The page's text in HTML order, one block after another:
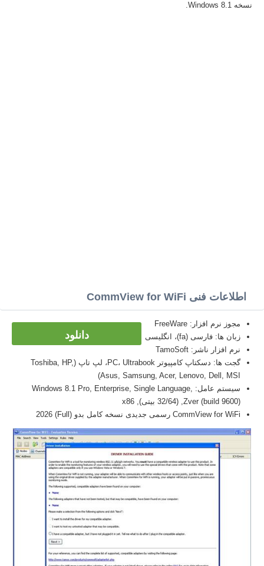
نسخه Windows 8.1.
اطلاعات فنی CommView for WiFi
دانلود
مجوز نرم افزار: FreeWare
زبان ها: فارسی (fa)، انگلیسی
نرم افزار ناشر: TamoSoft
گجت ها: دسکتاپ کامپیوتر PC، Ultrabook، لپ تاپ (Toshiba, HP,
Asus, Samsung, Acer, Lenovo, Dell, MSI)
سیستم عامل: Windows 8.1 Pro, Enterprise, Single Language,
Zver (build 9600), (32/64 بیتی), x86
CommView for WiFi رسمی جدیدی نسخه کامل بدو (Full) 2026